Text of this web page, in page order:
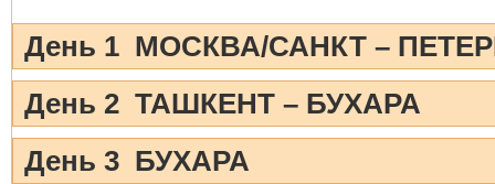
День 1 МОСКВА/САНКТ –
День 2 ТАШКЕНТ – БУХАРА
День 3 БУХАРА